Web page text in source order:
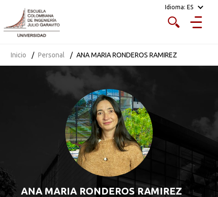
Idioma: ES
Inicio Personal ANA MARIA RONDEROS RAMIREZ
ANA MARIA RONDEROS RAMIREZ